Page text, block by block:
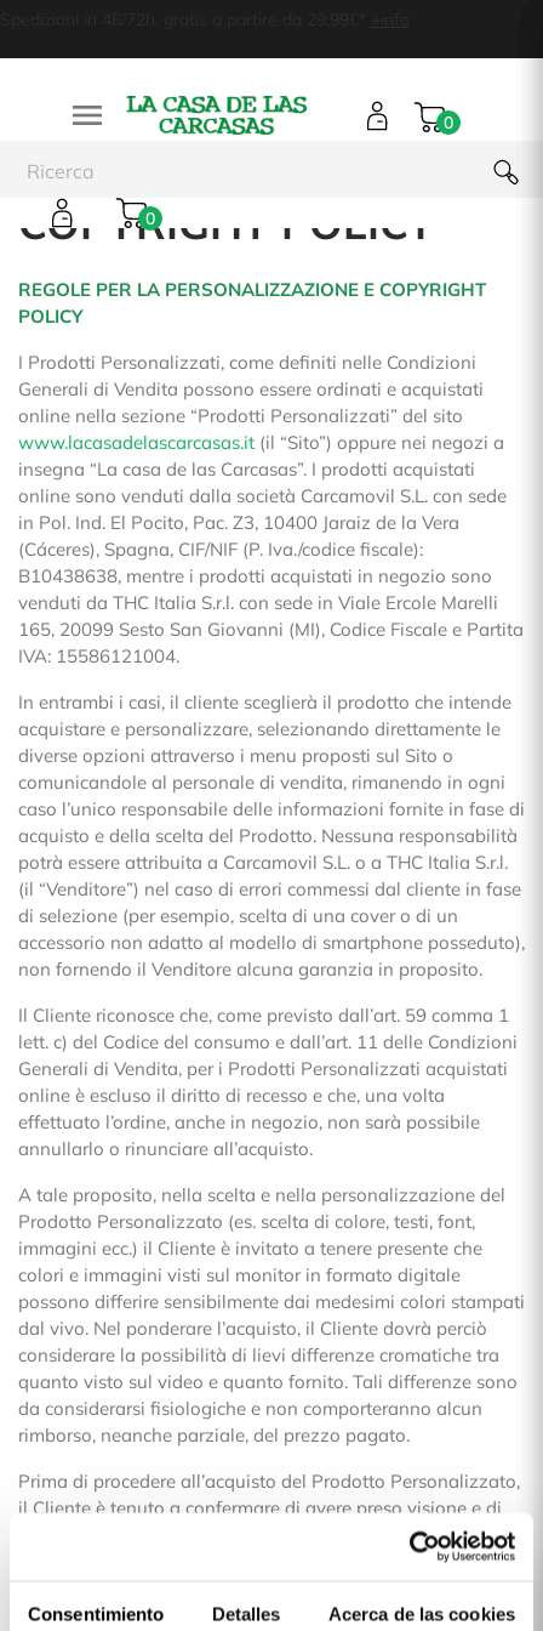
Consentimiento Detalles Acerca de las cookies
 0
0
COPYRIGHT POLICY
REGOLE PER LA PERSONALIZZAZIONE E COPYRIGHT
POLICY
I Prodotti Personalizzati, come definiti nelle Condizioni
Generali di Vendita possono essere ordinati e acquistati
online nella sezione “Prodotti Personalizzati” del sito
www.lacasadelascarcasas.it (il “Sito”) oppure nei negozi a
insegna “La casa de las Carcasas”. I prodotti acquistati
online sono venduti dalla società Carcamovil S.L. con sede
in Pol. Ind. El Pocito, Pac. Z3, 10400 Jaraiz de la Vera
(Cáceres), Spagna, CIF/NIF (P. Iva./codice fiscale):
B10438638, mentre i prodotti acquistati in negozio sono
venduti da THC Italia S.r.l. con sede in Viale Ercole Marelli
165, 20099 Sesto San Giovanni (MI), Codice Fiscale e Partita
IVA: 15586121004.
In entrambi i casi, il cliente sceglierà il prodotto che intende
acquistare e personalizzare, selezionando direttamente le
diverse opzioni attraverso i menu proposti sul Sito o
comunicandole al personale di vendita, rimanendo in ogni
caso l’unico responsabile delle informazioni fornite in fase di
acquisto e della scelta del Prodotto. Nessuna responsabilità
potrà essere attribuita a Carcamovil S.L. o a THC Italia S.r.l.
(il “Venditore”) nel caso di errori commessi dal cliente in fase
di selezione (per esempio, scelta di una cover o di un
accessorio non adatto al modello di smartphone posseduto),
non fornendo il Venditore alcuna garanzia in proposito.
Il Cliente riconosce che, come previsto dall’art. 59 comma 1
lett. c) del Codice del consumo e dall’art. 11 delle Condizioni
Generali di Vendita, per i Prodotti Personalizzati acquistati
online è escluso il diritto di recesso e che, una volta
effettuato l’ordine, anche in negozio, non sarà possibile
annullarlo o rinunciare all’acquisto.
A tale proposito, nella scelta e nella personalizzazione del
Prodotto Personalizzato (es. scelta di colore, testi, font,
immagini ecc.) il Cliente è invitato a tenere presente che
colori e immagini visti sul monitor in formato digitale
possono differire sensibilmente dai medesimi colori stampati
dal vivo. Nel ponderare l’acquisto, il Cliente dovrà perciò
considerare la possibilità di lievi differenze cromatiche tra
quanto visto sul video e quanto fornito. Tali differenze sono
da considerarsi fisiologiche e non comporteranno alcun
rimborso, neanche parziale, del prezzo pagato.
Prima di procedere all’acquisto del Prodotto Personalizzato,
il Cliente è tenuto a confermare di avere preso visione e di
(https://lacasadelascarcasas.it/contenidos/privacy-policy),i
(https://lacasadelascarcasas.it/contenidos/termini-